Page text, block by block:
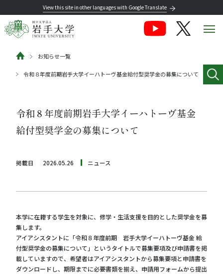
View this site in other languages with Google Translate
お知らせ一覧
令和８年度前期岩手大学イーハトーヴ基金給付型奨学金の募集について
令和８年度前期岩手大学イーハトーヴ基金
給付型奨学金の募集について
掲載日 2026.05.26 ニュース
本学に在籍する学生を対象に、修学・生活支援を目的とした奨学金を募
集します。
アイアシスタントに「令和８年度前期 岩手大学イーハトーヴ基金 給
付型奨学金の募集について」というタイトルで募集要項及び申請書を掲
載していますので、希望者はアイアシスタントから募集要項と申請書を
ダウンロードし、期限までに必要書類を揃え、申請用フォームから提出